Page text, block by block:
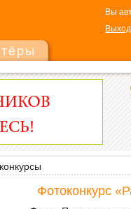
Вы
Выход
Фотоконкурс